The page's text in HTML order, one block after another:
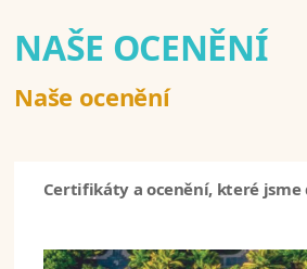
NAŠE OCENĚNÍ
Naše ocenění
Certifikáty a ocenění, které